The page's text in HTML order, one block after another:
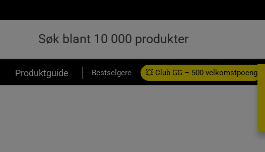
Produktguide Bestselgere 💥 Club GG – 500 velkomstpoeng